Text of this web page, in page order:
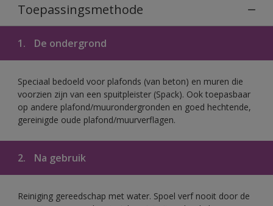
Toepassingsmethode
1. De ondergrond
Speciaal bedoeld voor plafonds (van beton) en muren die
voorzien zijn van een spuitpleister (Spack). Ook toepasbaar
op andere plafond/muurondergronden en goed hechtende,
gereinigde oude plafond/muurverflagen.
2. Na gebruik
Reiniging gereedschap met water. Spoel verf nooit door de